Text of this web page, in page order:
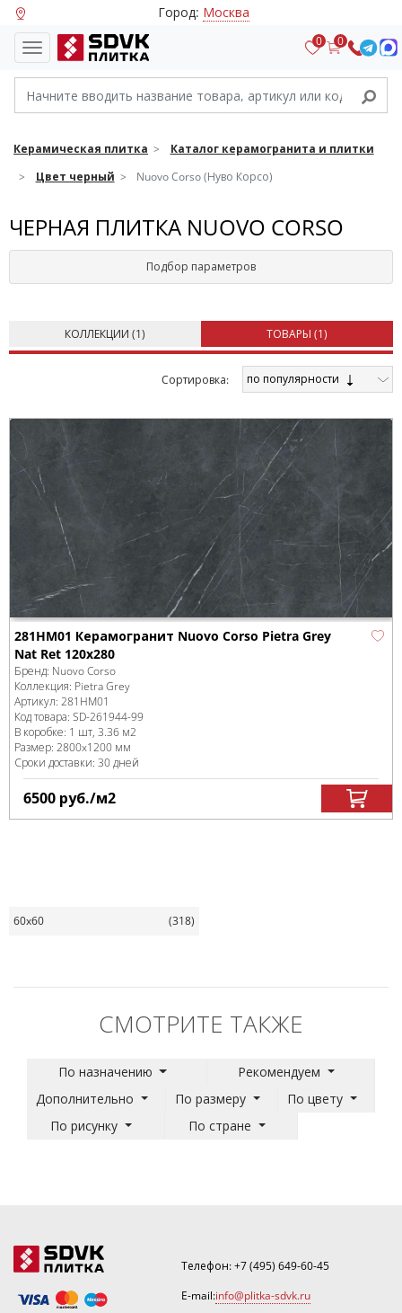
Город: Москва
0 0
Керамическая плитка
Каталог керамогранита и плитки
Цвет черный
Nuovo Corso (Нуво Корсо)
ЧЕРНАЯ ПЛИТКА NUOVO CORSO
Подбор параметров
КОЛЛЕКЦИИ (1) ТОВАРЫ (1)
Cортировка: по популярности
281HM01 Керамогранит Nuovo Corso Pietra Grey
Nat Ret 120x280
Бренд: Nuovo Corso
Коллекция: Pietra Grey
Артикул: 281HM01
Код товара: SD-261944-99
В коробке: 1 шт, 3.36 м2
Размер: 2800x1200 мм
Сроки доставки: 30 дней
6500 руб./м2
60x60 (318)
СМОТРИТЕ ТАКЖЕ
По назначению
Рекомендуем
Дополнительно
По размеру
По цвету
По рисунку
По стране
Телефон:+7 (495) 649-60-45
E-mail:info@plitka-sdvk.ru